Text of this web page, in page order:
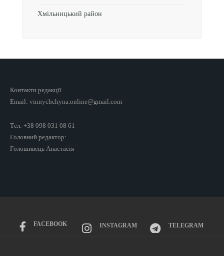
Хмільницький район
Контакти редакції
Email: vinnychchyna.online@gmail.com
Тел: +38 098 031 08 61
Головний редактор:
Голошивець Анастасія
FACEBOOK INSTAGRAM TELEGRAM